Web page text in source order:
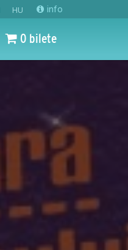
HU info
0 bilete